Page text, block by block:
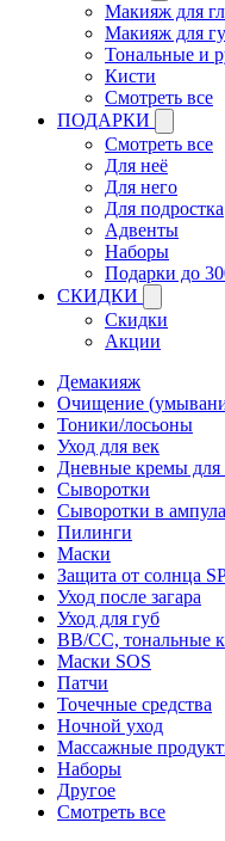
Макияж для
Макияж для
Тональные и
Кисти
Смотреть все
ПОДАРКИ
Смотреть все
Для неё
Для него
Для подростка
Адвенты
Наборы
Подарки до
СКИДКИ
Скидки
Акции
Демакияж
Очищение
Тоники/лосьоны
Уход для век
Дневные кремы для
Сыворотки
Сыворотки в
Пилинги
Маски
Защита от солнца
Уход после загара
Уход для губ
BB/CC, тональные
Маски SOS
Патчи
Точечные средства
Ночной уход
Массажные
Наборы
Другое
Смотреть все